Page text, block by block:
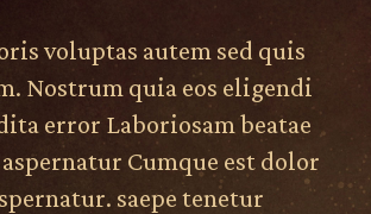
voluptas autem sed quis
Nostrum quia eos eligendi
error Laboriosam beatae
Cumque est dolor
saepe tenetur